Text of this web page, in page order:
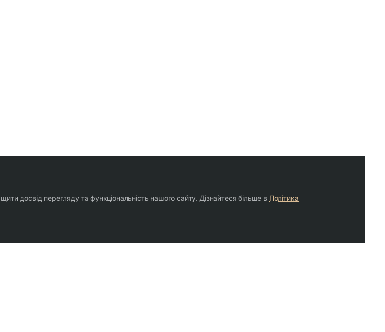
досвід перегляду та функціональність нашого сайту. Дізнайтеся більше в Політика